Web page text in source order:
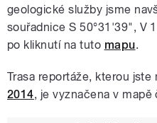
geologické služby jsme
souřadnice S 50°31'39", V
po kliknutí na tuto mapu.
Trasa reportáže, kterou jste
2014, je vyznačena v mapě